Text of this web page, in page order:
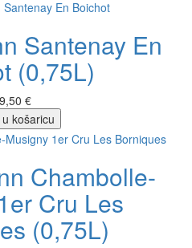
Santenay En
(0,75L)
€
košaricu
Chambolle-
Cru Les
(0,75L)